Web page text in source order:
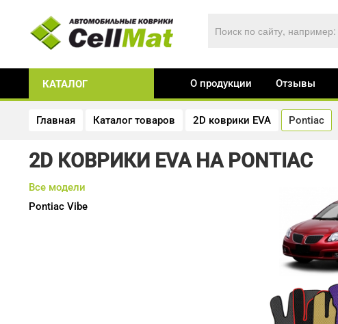
КАТАЛОГ О продукции Отзывы
Главная Каталог товаров 2D коврики EVA Pontiac
2D КОВРИКИ EVA НА PONTIAC
Все модели
Pontiac Vibe